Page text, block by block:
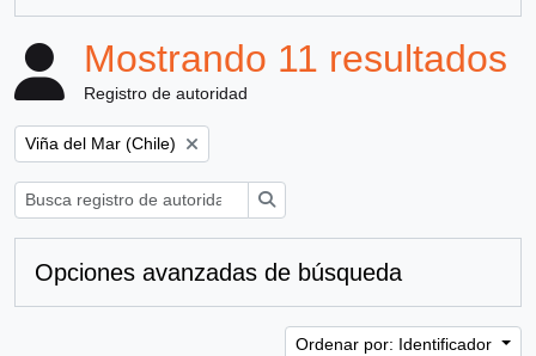
Mostrando 11 resultados
Registro de autoridad
Remove filter:
Viña del Mar (Chile)
Opciones avanzadas de búsqueda
Ordenar por: Identificador